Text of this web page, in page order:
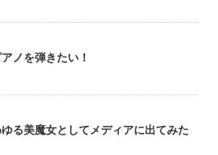
ノを弾きたい！
る美魔女としてメディアに出てみた